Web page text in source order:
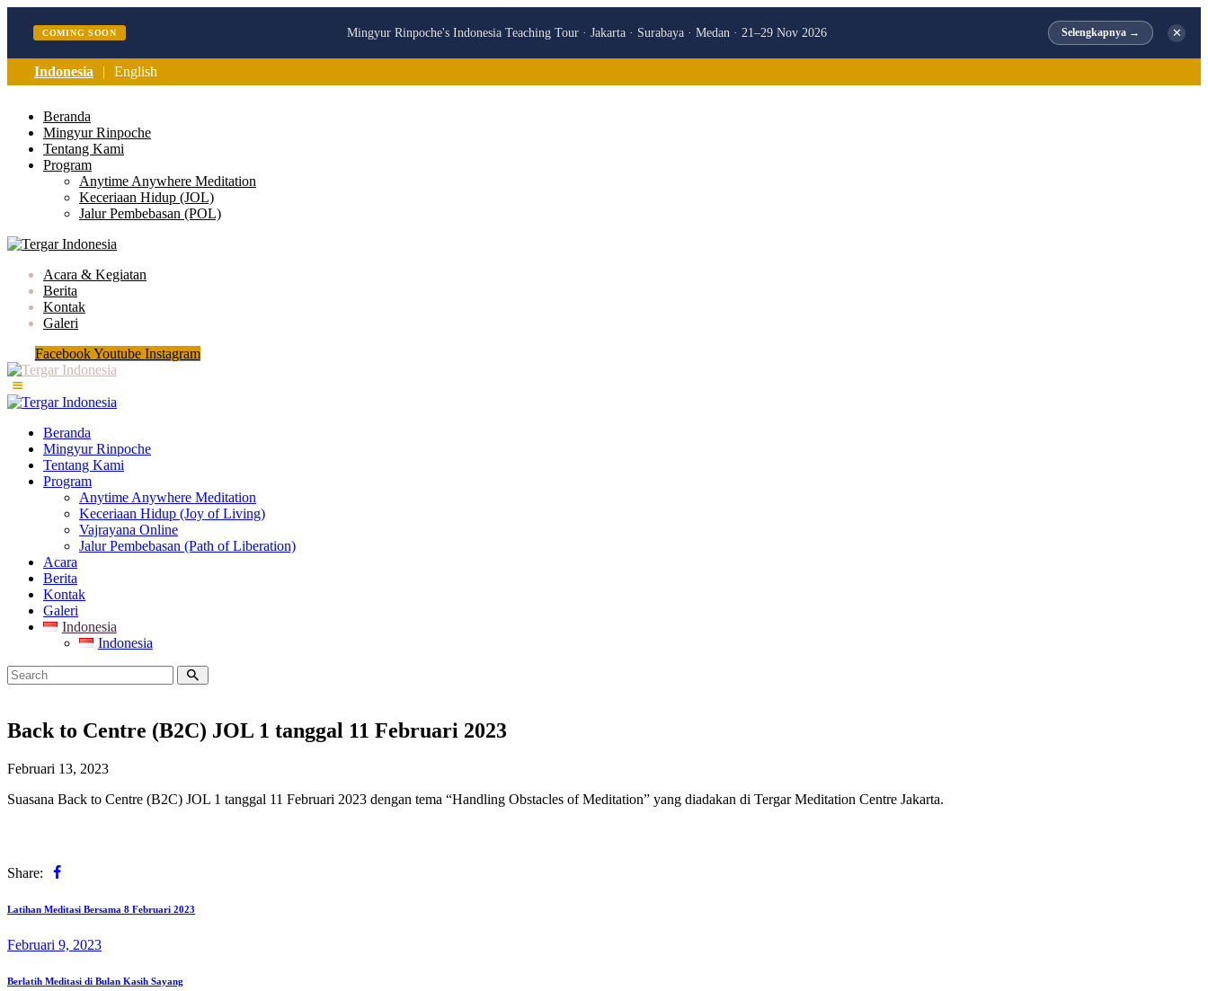
COMING SOON Mingyur Rinpoche's Indonesia Teaching Tour · Jakarta · Surabaya · Medan · 21–29 Nov 2026 Selengkapnya → ✕
Indonesia English
Beranda
Mingyur Rinpoche
Tentang Kami
Program
Anytime Anywhere Meditation
Keceriaan Hidup (JOL)
Jalur Pembebasan (POL)
Acara & Kegiatan
Berita
Kontak
Galeri
FacebookYoutube Instagram
Beranda
Mingyur Rinpoche
Tentang Kami
Program
Anytime Anywhere Meditation
Keceriaan Hidup (Joy of Living)
Vajrayana Online
Jalur Pembebasan (Path of Liberation)
Acara
Berita
Kontak
Galeri
Indonesia
Indonesia
Back to Centre (B2C) JOL 1 tanggal 11 Februari 2023
Februari 13, 2023
Suasana Back to Centre (B2C) JOL 1 tanggal 11 Februari 2023 dengan tema “Handling Obstacles of Meditation” yang diadakan di Tergar Meditation Centre Jakarta.
Share:
Navigasi
pos
Previous
Latihan Meditasi Bersama 8 Februari 2023
Februari 9, 2023
Next
Berlatih Meditasi di Bulan Kasih Sayang